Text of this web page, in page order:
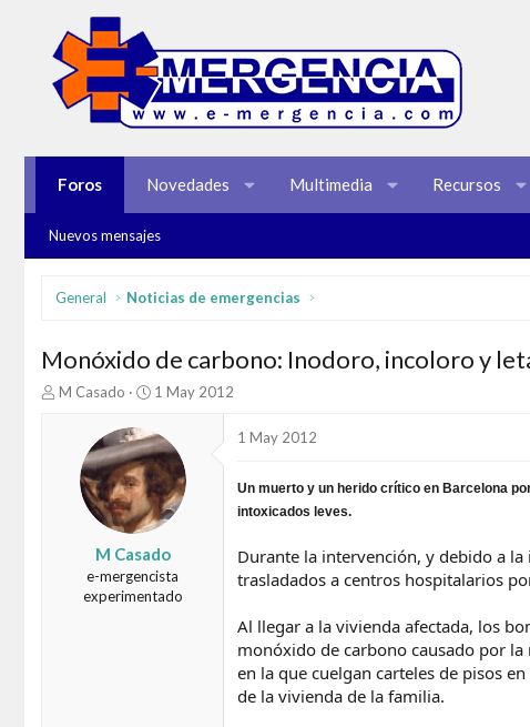
Foros Novedades Multimedia Recursos
Nuevos mensajes
General Noticias de emergencias
Monóxido de carbono: Inodoro, incoloro y
IM Casado
F
c
h
a
d
e
i
n
i
c
1 May 2012
M Casado
e-mergencista
experimentado
1 May 2012
Un muerto y un herido crítico en Barcelona
intoxicados leves.
Durante la intervención, y debido a
trasladados a centros hospitalarios
Al llegar a la vivienda afectada, los
monóxido de carbono causado por
en la que cuelgan carteles de pisos
de la vivienda de la familia.